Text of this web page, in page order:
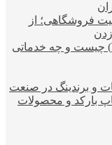
فروشگاهی؛ از
بروکر دبلیو ام مارکتس (WM Markets) چیست و چه خدماتی
و برندینگ در صنعت
بارکد و محصولات